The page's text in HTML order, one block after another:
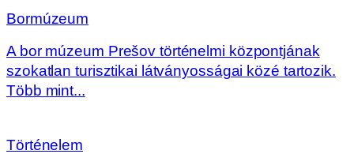
Bormúzeum
A bor múzeum Prešov történelmi központjának
szokatlan turisztikai látványosságai közé tartozik.
Több mint...
Történelem